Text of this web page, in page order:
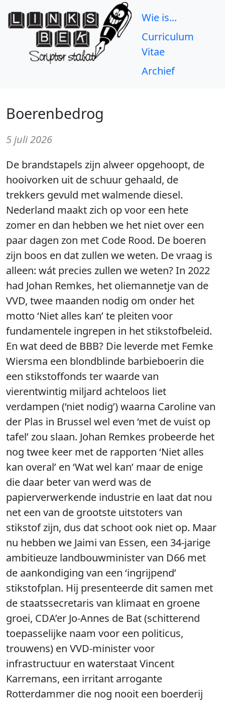
Wie is...
Curriculum
Vitae
Archief
Boerenbedrog
5 juli 2026
De brandstapels zijn alweer opgehoopt, de
hooivorken uit de schuur gehaald, de
trekkers gevuld met walmende diesel.
Nederland maakt zich op voor een hete
zomer en dan hebben we het niet over een
paar dagen zon met Code Rood. De boeren
zijn boos en dat zullen we weten. De vraag is
alleen: wát precies zullen we weten? In 2022
had Johan Remkes, het oliemannetje van de
VVD, twee maanden nodig om onder het
motto ‘Niet alles kan’ te pleiten voor
fundamentele ingrepen in het stikstofbeleid.
En wat deed de BBB? Die leverde met Femke
Wiersma een blondblinde barbieboerin die
een stikstoffonds ter waarde van
vierentwintig miljard achteloos liet
verdampen (‘niet nodig’) waarna Caroline van
der Plas in Brussel wel even ‘met de vuist op
tafel’ zou slaan. Johan Remkes probeerde het
nog twee keer met de rapporten ‘Niet alles
kan overal’ en ‘Wat wel kan’ maar de enige
die daar beter van werd was de
papierverwerkende industrie en laat dat nou
net een van de grootste uitstoters van
stikstof zijn, dus dat schoot ook niet op. Maar
nu hebben we Jaimi van Essen, een 34-jarige
ambitieuze landbouwminister van D66 met
de aankondiging van een ‘ingrijpend’
stikstofplan. Hij presenteerde dit samen met
de staatssecretaris van klimaat en groene
groei, CDA’er Jo-Annes de Bat (schitterend
toepasselijke naam voor een politicus,
trouwens) en VVD-minister voor
infrastructuur en waterstaat Vincent
Karremans, een irritant arrogante
Rotterdammer die nog nooit een boerderij